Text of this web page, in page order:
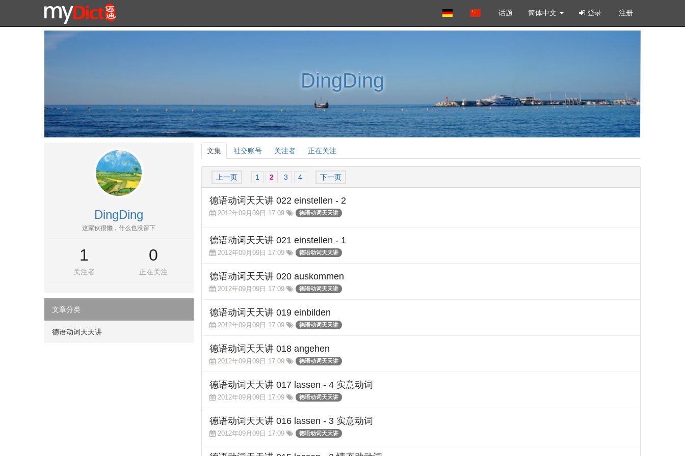
话题 简体中文 登录 注册
DingDing
DingDing
这家伙很懒，什么也没留下
1
关注者
0
正在关注
文章分类
德语动词天天讲
文集 社交账号 关注者 正在关注
上一页 1 2 3 4 下一页
德语动词天天讲 022 einstellen - 2
2012年09月09日 17:09 德语动词天天讲
德语动词天天讲 021 einstellen - 1
2012年09月09日 17:09 德语动词天天讲
德语动词天天讲 020 auskommen
2012年09月09日 17:09 德语动词天天讲
德语动词天天讲 019 einbilden
2012年09月09日 17:09 德语动词天天讲
德语动词天天讲 018 angehen
2012年09月09日 17:09 德语动词天天讲
德语动词天天讲 017 lassen - 4 实意动词
2012年09月09日 17:09 德语动词天天讲
德语动词天天讲 016 lassen - 3 实意动词
2012年09月09日 17:09 德语动词天天讲